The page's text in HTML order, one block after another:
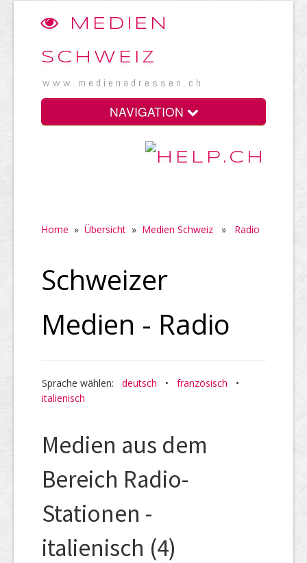
MEDIEN
SCHWEIZ
www.medienadressen.ch
NAVIGATION
Home » Übersicht » Medien Schweiz » Radio
Schweizer
Medien - Radio
Sprache wählen: deutsch • französisch •
italienisch
Medien aus dem
Bereich Radio-
Stationen -
italienisch (4)